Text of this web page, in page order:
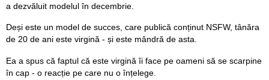
a dezvăluit modelul în decembrie.
Deși este un model de succes, care publică conținut NSFW, tânăra
de 20 de ani este virgină - și este mândră de asta.
Ea a spus că faptul că este virgină îi face pe oameni să se scarpine
în cap - o reacție pe care nu o înțelege.